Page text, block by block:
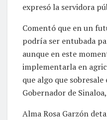
expresó la servidora
Comentó que en un
podría ser entubada
aunque en este
implementarla en
que algo que sobresale
Gobernador de
Alma Rosa Garzón